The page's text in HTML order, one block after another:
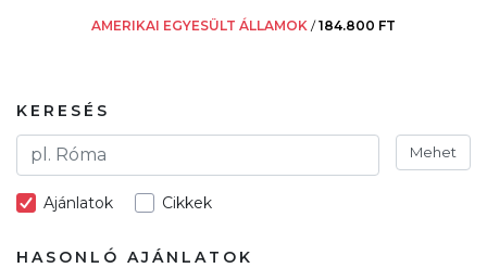
AMERIKAI EGYESÜLT ÁLLAMOK /184.800 FT
KERESÉS
Mehet
Ajánlatok Cikkek
HASONLÓ AJÁNLATOK